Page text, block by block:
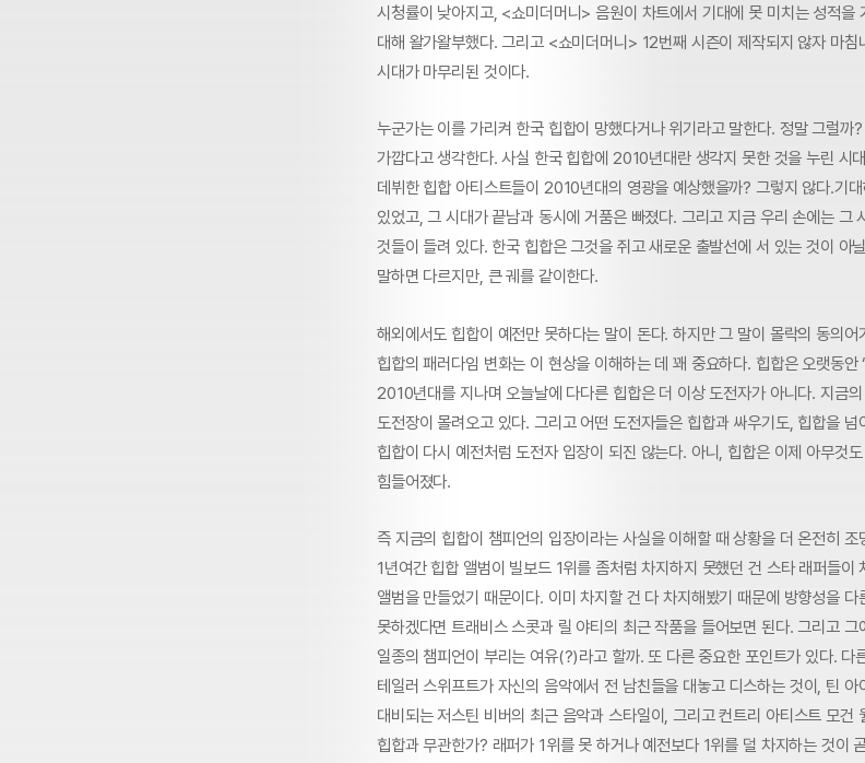
시청률이 낮아지고, <쇼미더머니> 음원이 차트에서 기대에 못 미치는 성적을
대해 왈가왈부했다. 그리고 <쇼미더머니> 12번째 시즌이 제작되지 않자 마
시대가 마무리된 것이다.
누군가는 이를 가리켜 한국 힙합이 망했다거나 위기라고 말한다. 정말 그럴까?
가깝다고 생각한다. 사실 한국 힙합에 2010년대란 생각지 못한 것을 누린 시
데뷔한 힙합 아티스트들이 2010년대의 영광을 예상했을까? 그렇지 않다.기
있었고, 그 시대가 끝남과 동시에 거품은 빠졌다. 그리고 지금 우리 손에는 그
것들이 들려 있다. 한국 힙합은 그것을 쥐고 새로운 출발선에 서 있는 것이 아
말하면 다르지만, 큰 궤를 같이한다.
해외에서도 힙합이 예전만 못하다는 말이 돈다. 하지만 그 말이 몰락의 동의
힙합의 패러다임 변화는 이 현상을 이해하는 데 꽤 중요하다. 힙합은 오랫동안
2010년대를 지나며 오늘날에 다다른 힙합은 더 이상 도전자가 아니다. 지금의
도전장이 몰려오고 있다. 그리고 어떤 도전자들은 힙합과 싸우기도, 힙합을
힙합이 다시 예전처럼 도전자 입장이 되진 않는다. 아니, 힙합은 이제 아무것
힘들어졌다.
즉 지금의 힙합이 챔피언의 입장이라는 사실을 이해할 때 상황을 더 온전히
1년여간 힙합 앨범이 빌보드 1위를 좀처럼 차지하지 못했던 건 스타 래퍼들이
앨범을 만들었기 때문이다. 이미 차지할 건 다 차지해봤기 때문에 방향성을 다
못하겠다면 트래비스 스콧과 릴 야티의 최근 작품을 들어보면 된다. 그리고
일종의 챔피언이 부리는 여유(?)라고 할까. 또 다른 중요한 포인트가 있다. 다
테일러 스위프트가 자신의 음악에서 전 남친들을 대놓고 디스하는 것이, 틴
대비되는 저스틴 비버의 최근 음악과 스타일이, 그리고 컨트리 아티스트 모건
힙합과 무관한가? 래퍼가 1위를 못 하거나 예전보다 1위를 덜 차지하는 것이